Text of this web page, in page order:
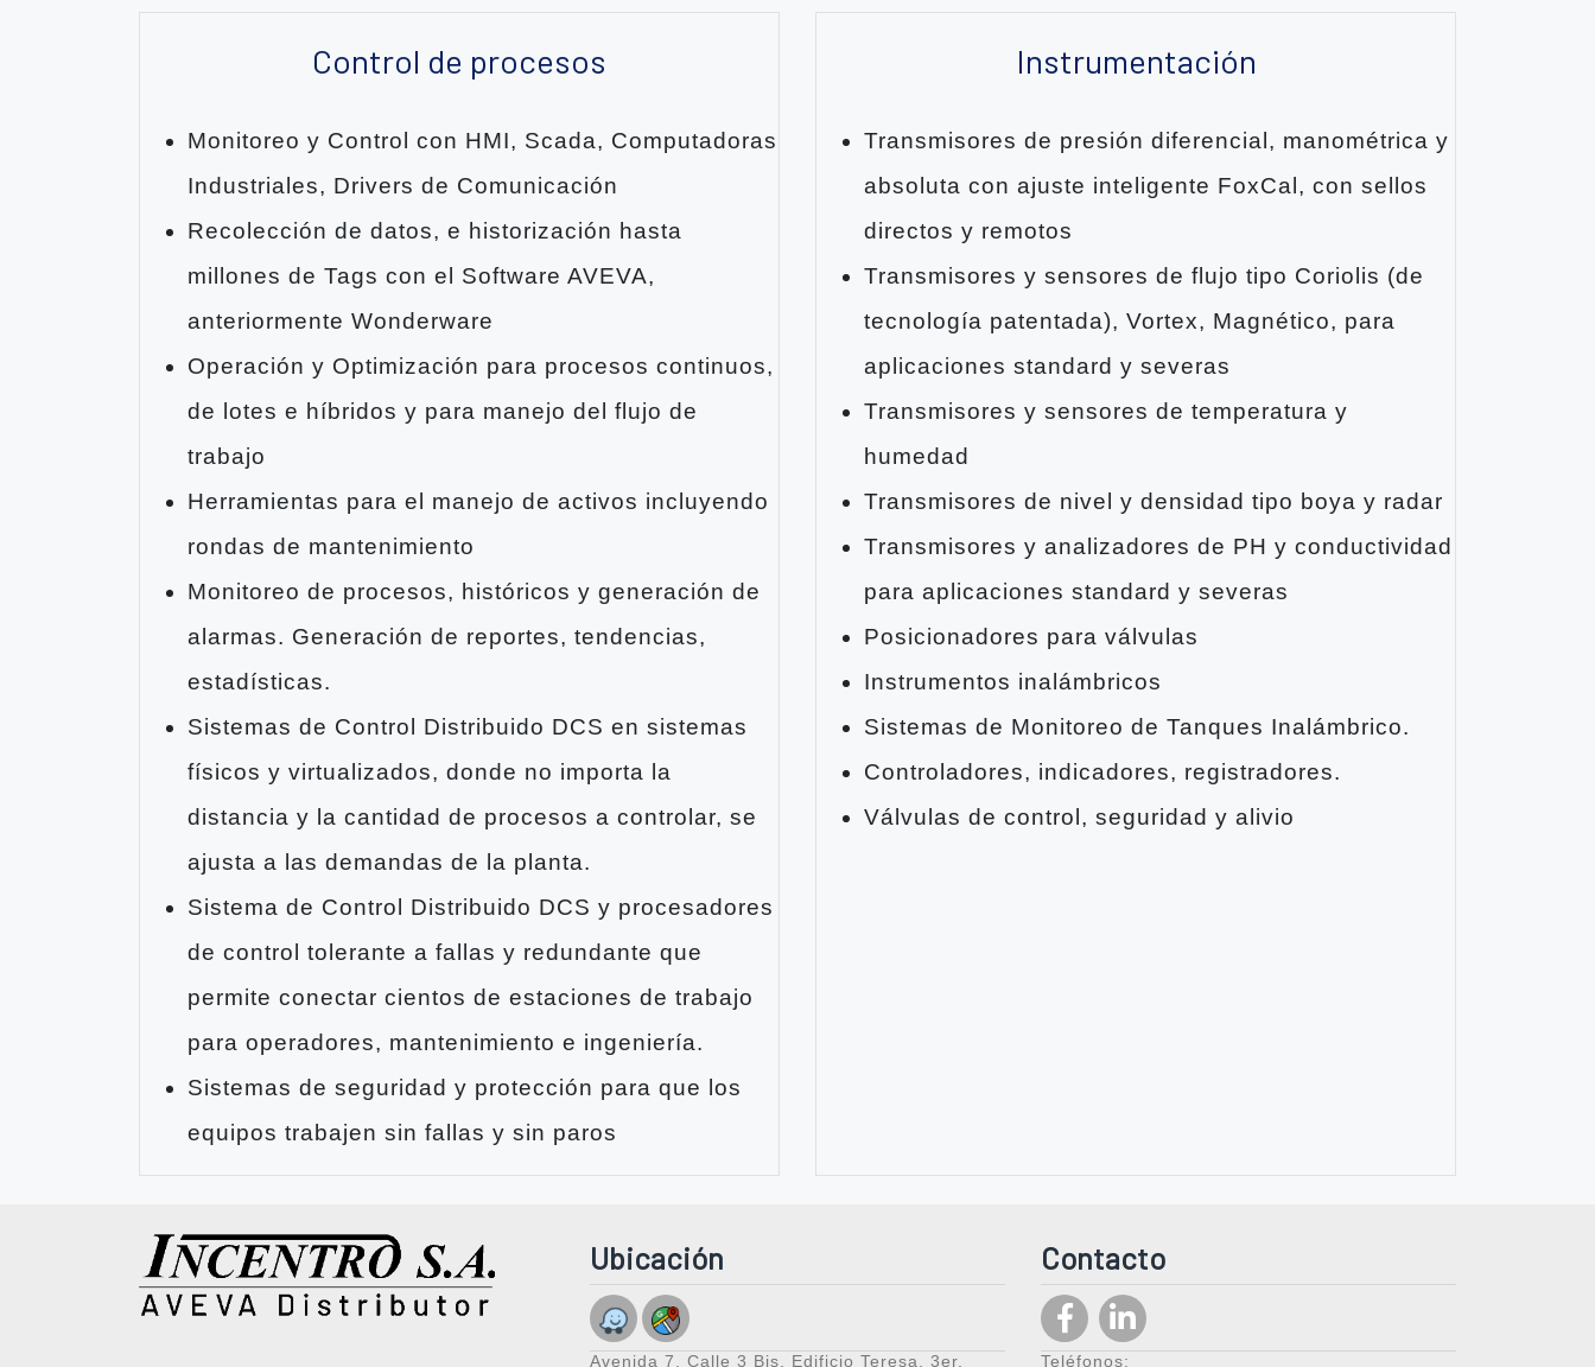
Control de procesos
Monitoreo y Control con HMI, Scada, Computadoras
Industriales, Drivers de Comunicación
Recolección de datos, e historización hasta
millones de Tags con el Software AVEVA,
anteriormente Wonderware
Operación y Optimización para procesos continuos,
de lotes e híbridos y para manejo del flujo de
trabajo
Herramientas para el manejo de activos incluyendo
rondas de mantenimiento
Monitoreo de procesos, históricos y generación de
alarmas. Generación de reportes, tendencias,
estadísticas.
Sistemas de Control Distribuido DCS en sistemas
físicos y virtualizados, donde no importa la
distancia y la cantidad de procesos a controlar, se
ajusta a las demandas de la planta.
Sistema de Control Distribuido DCS y procesadores
de control tolerante a fallas y redundante que
permite conectar cientos de estaciones de trabajo
para operadores, mantenimiento e ingeniería.
Sistemas de seguridad y protección para que los
equipos trabajen sin fallas y sin paros
Instrumentación
Transmisores de presión diferencial, manométrica y
absoluta con ajuste inteligente FoxCal, con sellos
directos y remotos
Transmisores y sensores de flujo tipo Coriolis (de
tecnología patentada), Vortex, Magnético, para
aplicaciones standard y severas
Transmisores y sensores de temperatura y
humedad
Transmisores de nivel y densidad tipo boya y radar
Transmisores y analizadores de PH y conductividad
para aplicaciones standard y severas
Posicionadores para válvulas
Instrumentos inalámbricos
Sistemas de Monitoreo de Tanques Inalámbrico.
Controladores, indicadores, registradores.
Válvulas de control, seguridad y alivio
Ubicación
Avenida 7, Calle 3 Bis, Edificio Teresa, 3er.
Contacto
Teléfonos: